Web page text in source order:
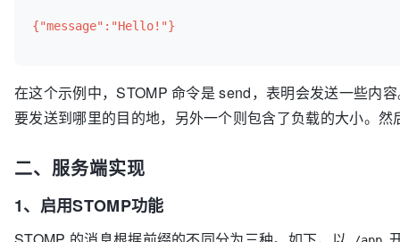
{"message":"Hello!"}
在这个示例中，STOMP 命令是 send，表明会发送一些内
要发送到哪里的目的地，另外一个则包含了负载的大小。
二、服务端实现
1、启用STOMP功能